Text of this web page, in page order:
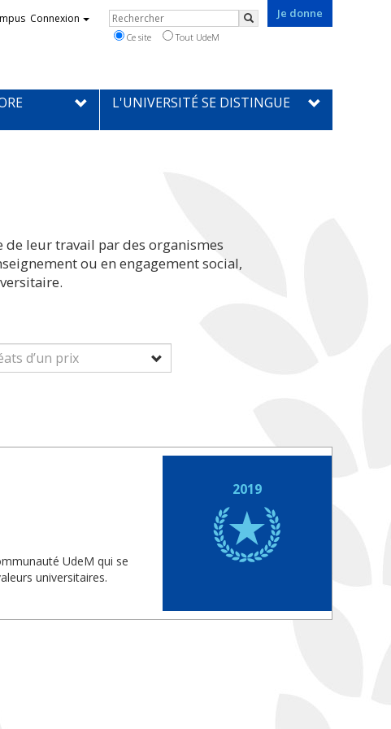
Je donne
Connexion Rechercher
Rechercher
Ce site Tout UdeM
L'UNIVERSITÉ SE DISTINGUE
de leur travail par des organismes
ou en engagement social,
UdeM qui se
universitaires.
2019